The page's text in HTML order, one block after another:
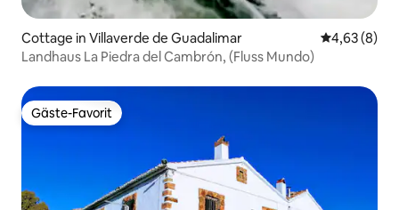
Cottage in Villaverde de Guadalimar
4,63 (8)
Landhaus La Piedra del Cambrón, (Fluss Mundo)
Gäste-Favorit
Gäste-Favorit